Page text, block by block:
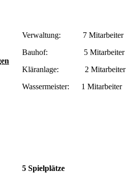
Verwaltung: 7 Mitarbeiter
Bauhof: 5 Mitarbeiter
Kläranlage: 2 Mitarbeiter
Wassermeister: 1 Mitarbeiter
5 Spielplätze